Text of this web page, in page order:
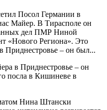
Посол Германии в
Майер. В Тирасполе он
дел ПМР Ниной
«Нового Региона». Это
Приднестровье – он был...
в Приднестровье – он
посла в Кишиневе в
Нина Штански